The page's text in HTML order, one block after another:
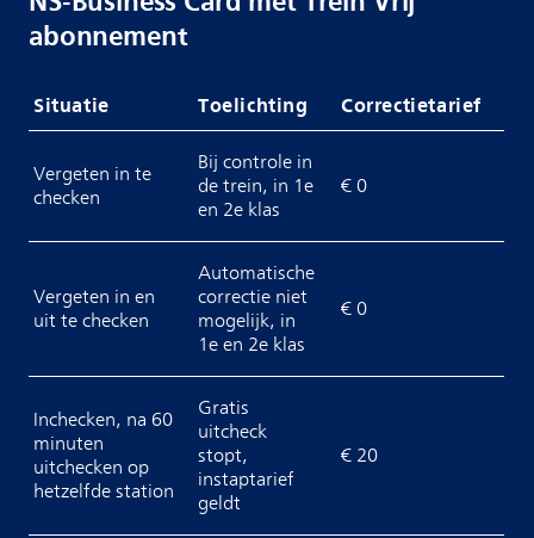
abonnement
Situatie Toelichting Correctietarief
Vergeten in te
checken
Bij controle in
de trein, in 1e
en 2e klas
€ 0
Vergeten in en
uit te checken
Automatische
correctie niet
mogelijk, in
1e en 2e klas
€ 0
Inchecken, na 60
minuten
uitchecken op
hetzelfde station
Gratis
uitcheck
stopt,
instaptarief
geldt
€ 20